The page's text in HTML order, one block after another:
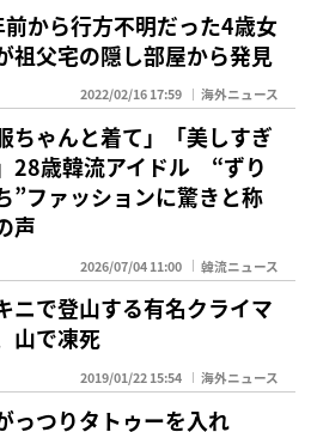
から行方不明だった4歳女
祖父宅の隠し部屋から発見
2022/02/16 17:59 海外ニュース
ちゃんと着て」「美しすぎ
28歳韓流アイドル “ずり
”ファッションに驚きと称
声
2026/07/04 11:00 韓流ニュース
ニで登山する有名クライマ
山で凍死
2019/01/22 15:54 海外ニュース
っつりタトゥーを入れ